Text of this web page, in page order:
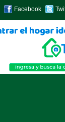
Facebook